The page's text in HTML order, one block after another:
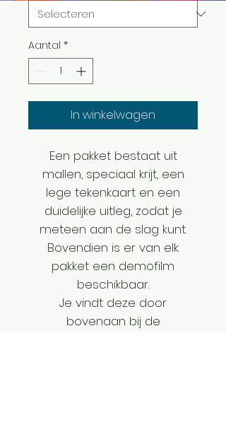
Aantal *
In winkelwagen
Een pakket bestaat uit
mallen, speciaal krijt, een
lege tekenkaart en een
duidelijke uitleg, zodat je
meteen aan de slag kunt.
Bovendien is er van elk
pakket een demofilm
beschikbaar.
Je vindt deze door
bovenaan bij de